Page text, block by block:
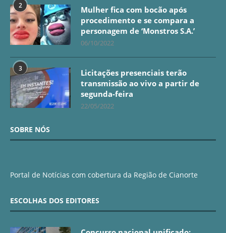
2
Mulher fica com bocão após
procedimento e se compara a
personagem de ‘Monstros S.A.’
06/10/2022
3
Licitações presenciais terão
transmissão ao vivo a partir de
segunda-feira
22/05/2022
SOBRE NÓS
Portal de Notícias com cobertura da Região de Cianorte
ESCOLHAS DOS EDITORES